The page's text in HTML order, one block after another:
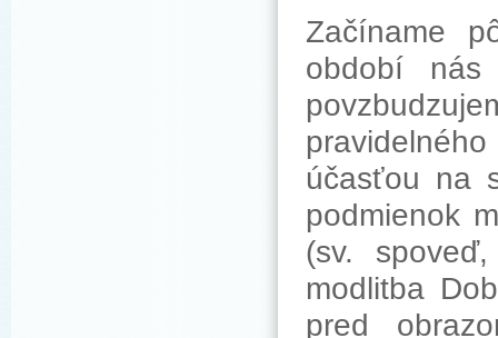
Začíname
období
účasťou na
podmienok
(sv.
modlitba
pred